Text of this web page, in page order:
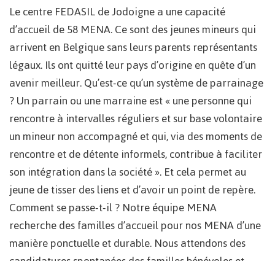
Le centre FEDASIL de Jodoigne a une capacité
d’accueil de 58 MENA. Ce sont des jeunes mineurs qui
arrivent en Belgique sans leurs parents représentants
légaux. Ils ont quitté leur pays d’origine en quête d’un
avenir meilleur. Qu’est-ce qu’un système de parrainage
? Un parrain ou une marraine est « une personne qui
rencontre à intervalles réguliers et sur base volontaire
un mineur non accompagné et qui, via des moments de
rencontre et de détente informels, contribue à faciliter
son intégration dans la société ». Et cela permet au
jeune de tisser des liens et d’avoir un point de repère.
Comment se passe-t-il ? Notre équipe MENA
recherche des familles d’accueil pour nos MENA d’une
manière ponctuelle et durable. Nous attendons des